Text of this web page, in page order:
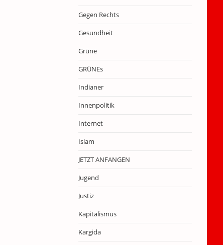
Gegen Rechts
Gesundheit
Grüne
GRÜNEs
Indianer
Innenpolitik
Internet
Islam
JETZT ANFANGEN
Jugend
Justiz
Kapitalismus
Kargida